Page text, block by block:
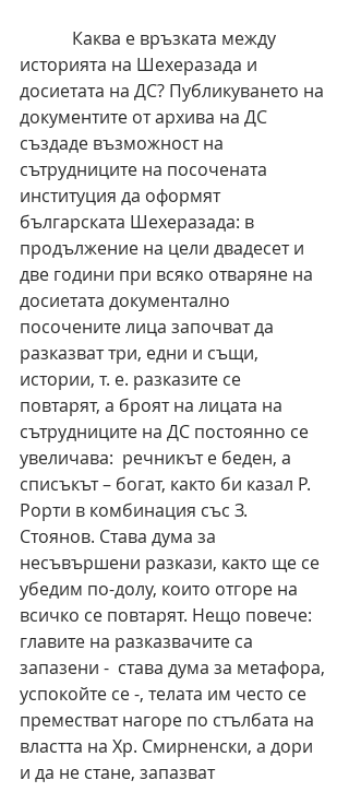
Каква е връзката между
историята на Шехеразада и
досиетата на ДС? Публикуването на
документите от архива на ДС
създаде възможност на
сътрудниците на посочената
институция да оформят
българската Шехеразада: в
продължение на цели двадесет и
две години при всяко отваряне на
досиетата документално
посочените лица започват да
разказват три, едни и същи,
истории, т. е. разказите се
повтарят, а броят на лицата на
сътрудниците на ДС постоянно се
увеличава:  речникът е беден, а
списъкът – богат, както би казал Р.
Рорти в комбинация със З.
Стоянов. Става дума за
несъвършени разкази, както ще се
убедим по-долу, които отгоре на
всичко се повтарят. Нещо повече:
главите на разказвачите са
запазени -  става дума за метафора,
успокойте се -, телата им често се
преместват нагоре по стълбата на
властта на Хр. Смирненски, а дори
и да не стане, запазват